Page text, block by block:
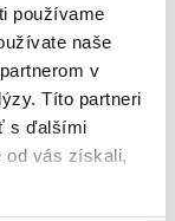
používame
naše
v
Títo partneri
s ďalšími
vás získali,